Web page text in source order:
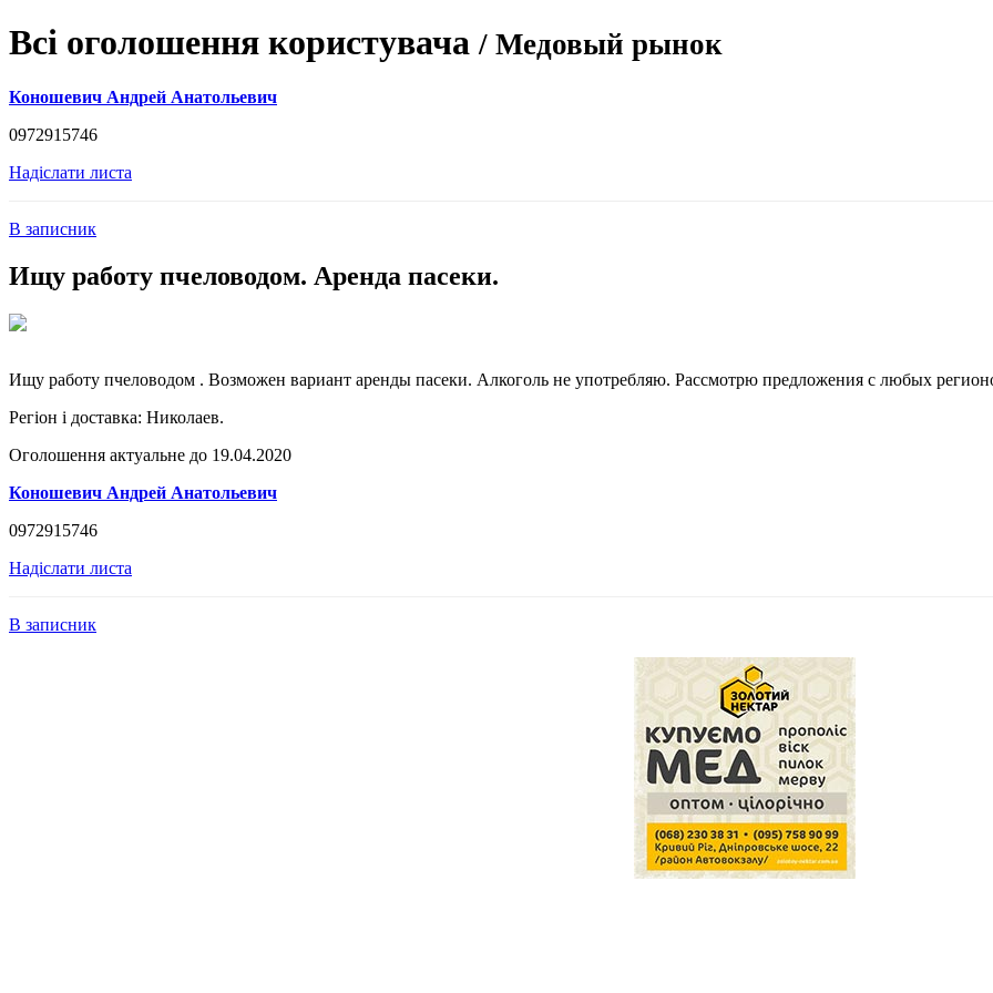
Всі оголошення користувача/ Медовый рынок
Коношевич Андрей Анатольевич
0972915746
Надіслати листа
В записник
Ищу работу пчеловодом. Аренда пасеки.
Ищу работу пчеловодом . Возможен вариант аренды пасеки. Алкоголь не употребляю. Рассмотрю предложения с любых
Регіон і доставка: Николаев.
Оголошення актуальне до 19.04.2020
Коношевич Андрей Анатольевич
0972915746
Надіслати листа
В записник